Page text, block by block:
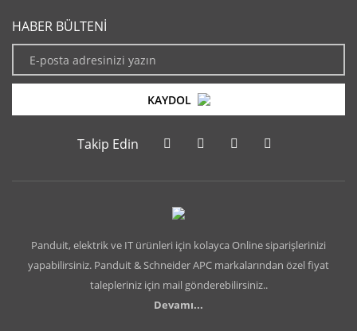
HABER BÜLTENİ
KAYDOL
Takip Edin
Panduit, elektrik ve IT ürünleri için kolayca Online siparişlerinizi
yapabilirsiniz. Panduit & Schneider APC markalarından özel fiyat
talepleriniz için mail gönderebilirsiniz..
Devamı...